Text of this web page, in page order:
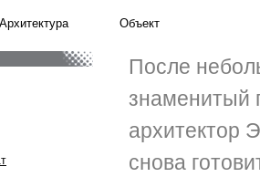
Объект
После
знаменитый
архитектор
снова